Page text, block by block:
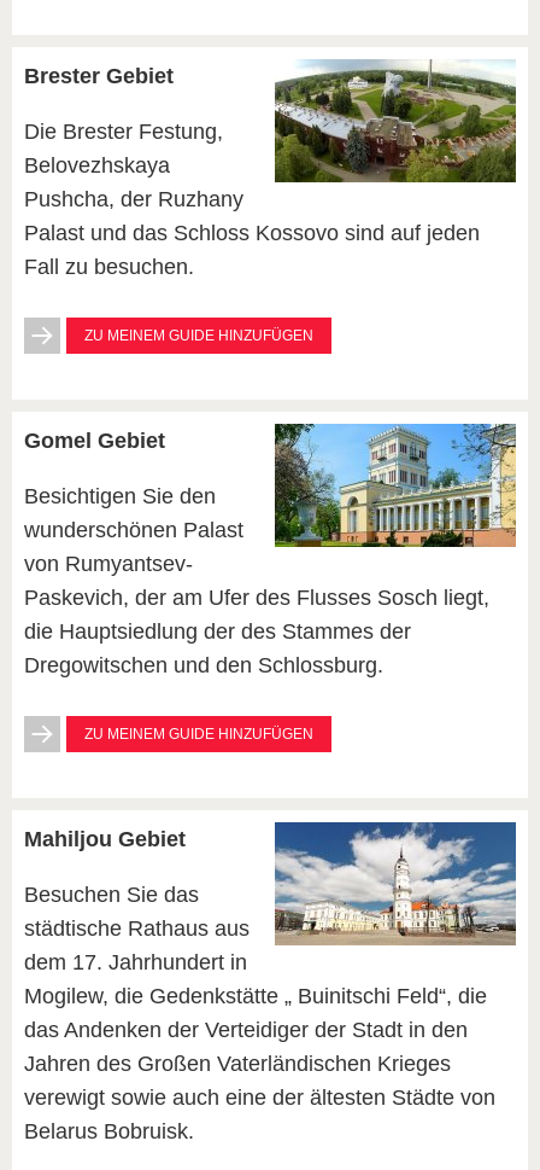
Brester Gebiet
Die Brester Festung,
Belovezhskaya
Pushcha, der Ruzhany
Palast und das Schloss Kossovo sind auf jeden
Fall zu besuchen.
ZU MEINEM GUIDE HINZUFÜGEN
Gomel Gebiet
Besichtigen Sie den
wunderschönen Palast
von Rumyantsev-
Paskevich, der am Ufer des Flusses Sosch liegt,
die Hauptsiedlung der des Stammes der
Dregowitschen und den Schlossburg.
ZU MEINEM GUIDE HINZUFÜGEN
Mahiljou Gebiet
Besuchen Sie das
städtische Rathaus aus
dem 17. Jahrhundert in
Mogilew, die Gedenkstätte „ Buinitschi Feld“, die
das Andenken der Verteidiger der Stadt in den
Jahren des Großen Vaterländischen Krieges
verewigt sowie auch eine der ältesten Städte von
Belarus Bobruisk.